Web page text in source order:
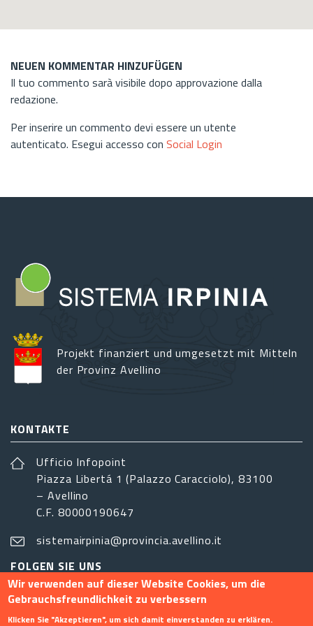
NEUEN KOMMENTAR HINZUFÜGEN
Il tuo commento sarà visibile dopo approvazione dalla
redazione.
Per inserire un commento devi essere un utente
autenticato. Esegui accesso con Social Login
Projekt finanziert und umgesetzt mit Mitteln
der Provinz Avellino
KONTAKTE
Ufficio Infopoint
Piazza Libertá 1 (Palazzo Caracciolo), 83100
– Avellino
C.F. 80000190647
sistemairpinia@provincia.avellino.it
FOLGEN SIE UNS
Wir verwenden auf dieser Website Cookies, um die
Gebrauchsfreundlichkeit zu verbessern
Klicken Sie "Akzeptieren", um sich damit einverstanden zu erklären.